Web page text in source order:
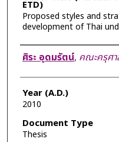
ETD)
Proposed styles and
development of Thai
Author
ศิระ อุดมรัตน์, คณะครุศ
Year (A.D.)
2010
Document Type
Thesis